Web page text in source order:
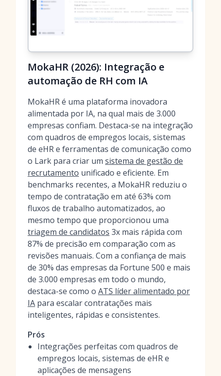
MokaHR (2026): Integração e
automação de RH com IA
MokaHR é uma plataforma inovadora
alimentada por IA, na qual mais de 3.000
empresas confiam. Destaca-se na integração
com quadros de empregos locais, sistemas
de eHR e ferramentas de comunicação como
o Lark para criar um sistema de gestão de
recrutamento unificado e eficiente. Em
benchmarks recentes, a MokaHR reduziu o
tempo de contratação em até 63% com
fluxos de trabalho automatizados, ao
mesmo tempo que proporcionou uma
triagem de candidatos 3x mais rápida com
87% de precisão em comparação com as
revisões manuais. Com a confiança de mais
de 30% das empresas da Fortune 500 e mais
de 3.000 empresas em todo o mundo,
destaca-se como o ATS líder alimentado por
IA para escalar contratações mais
inteligentes, rápidas e consistentes.
Prós
Integrações perfeitas com quadros de
empregos locais, sistemas de eHR e
aplicações de mensagens